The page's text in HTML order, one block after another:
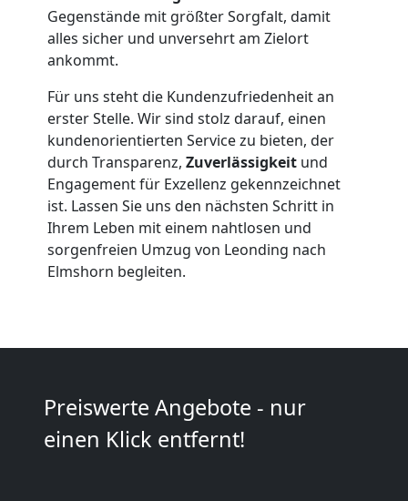
Gegenstände mit größter Sorgfalt, damit
alles sicher und unversehrt am Zielort
ankommt.
Für uns steht die Kundenzufriedenheit an
erster Stelle. Wir sind stolz darauf, einen
kundenorientierten Service zu bieten, der
durch Transparenz, Zuverlässigkeit und
Engagement für Exzellenz gekennzeichnet
ist. Lassen Sie uns den nächsten Schritt in
Ihrem Leben mit einem nahtlosen und
sorgenfreien Umzug von Leonding nach
Elmshorn begleiten.
Preiswerte Angebote - nur
einen Klick entfernt!
Leonding
Beiladung
Leonding
Mini
Umzug